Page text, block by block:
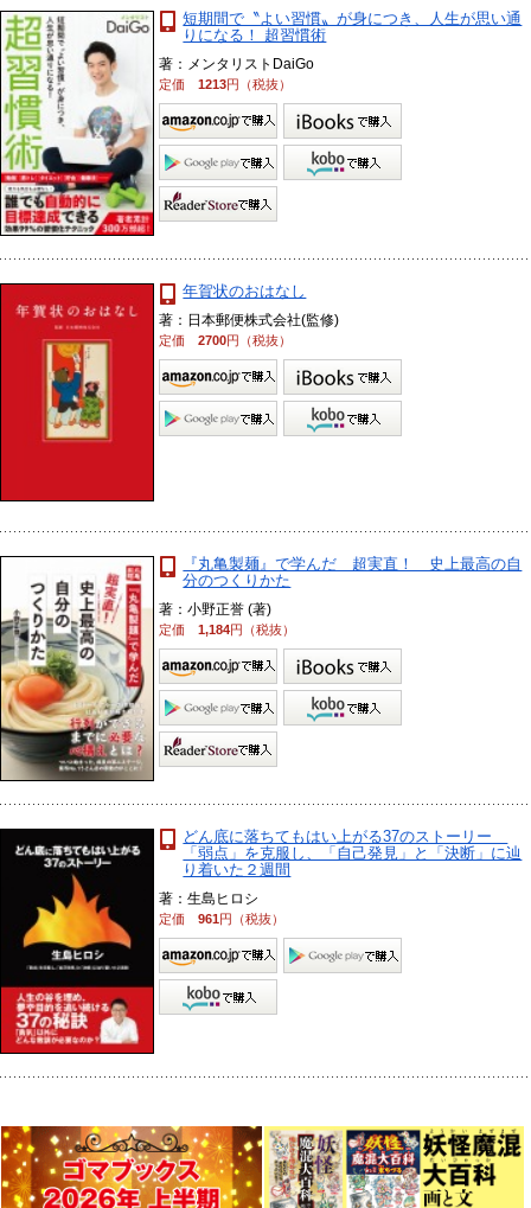
短期間で〝よい習慣〟が身につき、人生が思い通
りになる！ 超習慣術
著：メンタリストDaiGo
定価1213円（税抜）
年賀状のおはなし
著：日本郵便株式会社(監修)
定価2700円（税抜）
『丸亀製麺』で学んだ 超実直！ 史上最高の自
分のつくりかた
著：小野正誉 (著)
定価1,184円（税抜）
どん底に落ちてもはい上がる37のストーリー
「弱点」を克服し、「自己発見」と「決断」に辿
り着いた２週間
著：生島ヒロシ
定価961円（税抜）